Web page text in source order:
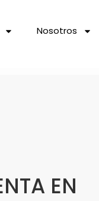
Nosotros
EN